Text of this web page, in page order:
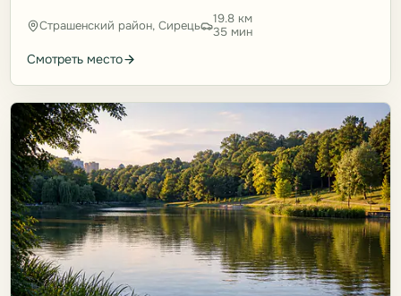
Страшенский район, Сирець
19.8 км
35 мин
Смотреть место